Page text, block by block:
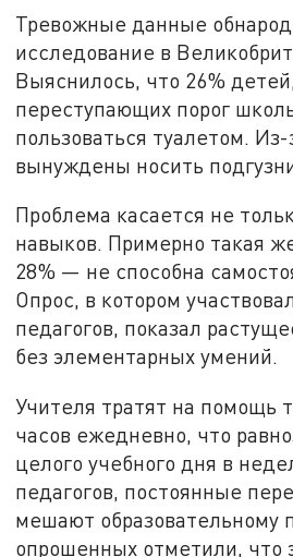
Тревожные данные
исследование в
Выяснилось, что 26%
переступающих порог
пользоваться туалетом. Из-
вынуждены носить
Проблема касается не
навыков. Примерно такая
28% — не способна
Опрос, в котором
педагогов, показал
без элементарных умений.
Учителя тратят на помощь
часов ежедневно, что
целого учебного дня в
педагогов, постоянные
мешают образовательному
опрошенных отметили, что